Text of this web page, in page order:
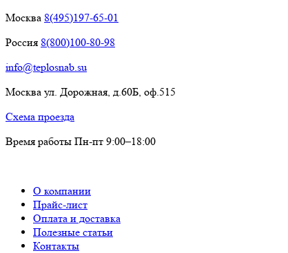
Москва 8(495)197-65-01
Россия 8(800)100-80-98
info@teplosnab.su
Москва ул. Дорожная, д.60Б, оф.515
Схема проезда
Время работы Пн-пт 9:00–18:00
О компании
Прайс-лист
Оплата и доставка
Полезные статьи
Контакты